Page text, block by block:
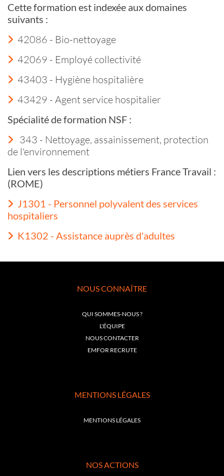
Cette formation est indexée aux domaines
suivants :
42086 - Bio-nettoyage
42069 - Employé collectivité
43403 - Hygiène hospitalière
43429 - Agent service hospitalier
Spécialité de formation NSF :
343 - Nettoyage, assainissement, protection
de l'environnement
Lien vers les descriptions métiers France Travail :
(ROME)
J1301 - Personnel polyvalent des services
hospitaliers
K1302 - Assistance auprès d'adultes
NOUS CONNAÎTRE
QUI SOMMES-NOUS ?
L'ÉQUIPE
NOUS CONTACTER
EMFOR RECRUTE
MENTIONS LÉGALES
MENTIONS LÉGALES
NOS ACTIONS